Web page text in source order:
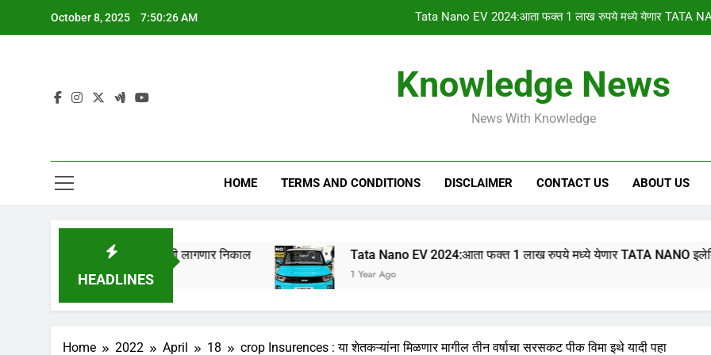
October 8, 2025 7:50:27 AM PM किसान योजनेचा
HSC & SSC Result: 10 वी 12 वी चा निकाल
Tata Nano EV 2024:आता फक्त 1 लाख रुपये मध्ये येणार TATA
PM किसान योजनेचा
Knowledge News
News With Knowledge
HOME TERMS AND CONDITIONS DISCLAIMER CONTACT US ABOUT US
HEADLINES
पहा कधी लागणार निकाल Tata Nano EV 2024:आता फक्त 1 लाख रुपये मध्ये येणार TATA NANO इलेक्ट्रिक कार, 315
1 Year Ago
Home 2022 April 18 crop Insurences : या शेतकऱ्यांना मिळणार मागील तीन वर्षाचा सरसकट पीक विमा इथे यादी पहा